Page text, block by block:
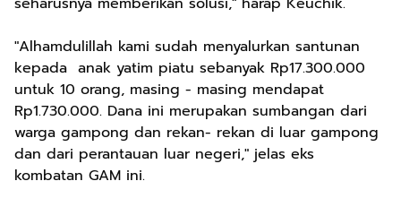
"Alhamdulillah kami sudah menyalurkan santunan
kepada anak yatim piatu sebanyak Rp17.300.000
untuk 10 orang, masing - masing mendapat
Rp1.730.000. Dana ini merupakan sumbangan dari
warga gampong dan rekan- rekan di luar gampong
dan dari perantauan luar negeri," jelas eks
kombatan GAM ini.